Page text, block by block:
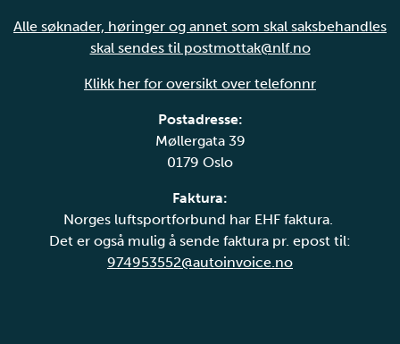
Alle søknader, høringer og annet som skal saksbehandles
skal sendes til postmottak@nlf.no
Klikk her for oversikt over telefonnr
Postadresse:
Møllergata 39
0179 Oslo
Faktura:
Norges luftsportforbund har EHF faktura.
Det er også mulig å sende faktura pr. epost til:
974953552@autoinvoice.no